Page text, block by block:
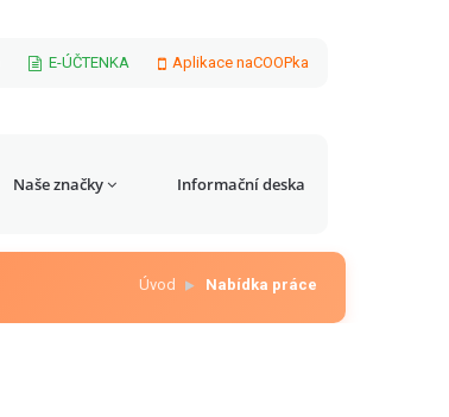
E-ÚČTENKA Aplikace naCOOPka
Naše značky Informační deska
Úvod Nabídka práce